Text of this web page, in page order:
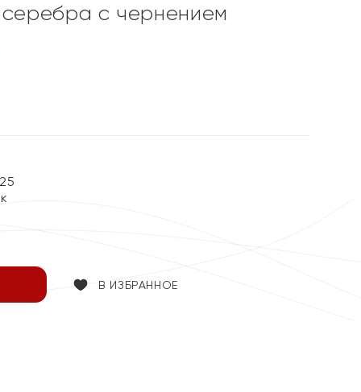
с чернением
В ИЗБРАННОЕ